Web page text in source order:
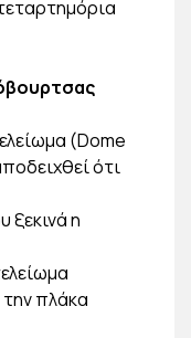
(Dome
ότι
η
πλάκα